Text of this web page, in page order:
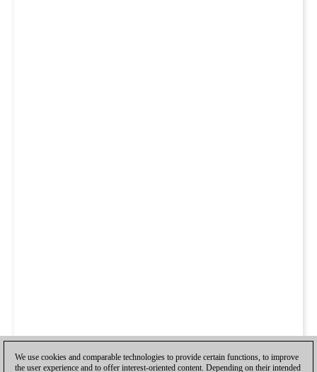
We use cookies and comparable technologies to provide certain functions, to improve
the user experience and to offer interest-oriented content. Depending on their intended